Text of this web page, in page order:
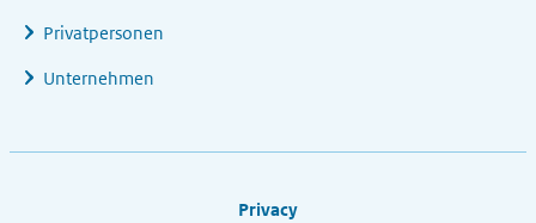
Privatpersonen
Unternehmen
Privacy